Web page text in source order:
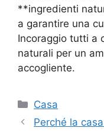
**ingredienti
a garantire una
Incoraggio tutti a
naturali per un
accogliente.
Categorie
Casa
Perché la